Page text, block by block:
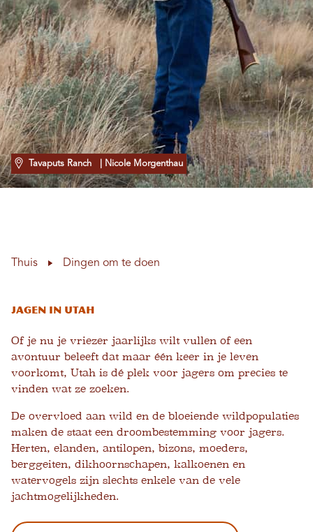
Tavaputs Ranch | Nicole Morgenthau
Thuis Dingen om te doen
Jagen in Utah
Of je nu je vriezer jaarlijks wilt vullen of een
avontuur beleeft dat maar één keer in je leven
voorkomt, Utah is dé plek voor jagers om precies te
vinden wat ze zoeken.
De overvloed aan wild en de bloeiende wildpopulaties
maken de staat een droombestemming voor jagers.
Herten, elanden, antilopen, bizons, moeders,
berggeiten, dikhoornschapen, kalkoenen en
watervogels zijn slechts enkele van de vele
jachtmogelijkheden.